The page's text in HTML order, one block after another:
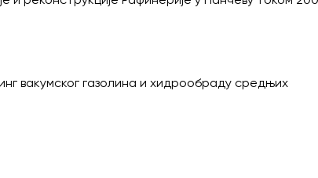
вакумског газолина и хидрообраду средњих